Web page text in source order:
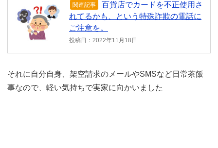
関連記事
百貨店でカードを不正使用さ
れてるかも、という特殊詐欺の電話に
ご注意を。
投稿日：2022年11月18日
それに自分自身、架空請求のメールやSMSなど日常茶飯
事なので、軽い気持ちで実家に向かいました